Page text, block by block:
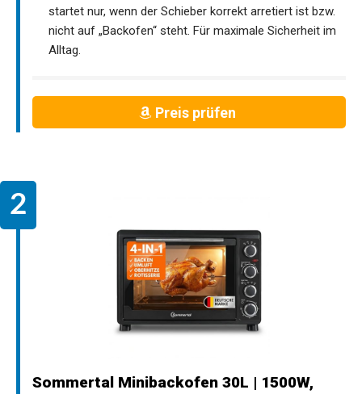
startet nur, wenn der Schieber korrekt arretiert ist bzw.
nicht auf „Backofen“ steht. Für maximale Sicherheit im
Alltag.
Preis prüfen
Sommertal Minibackofen 30L | 1500W,